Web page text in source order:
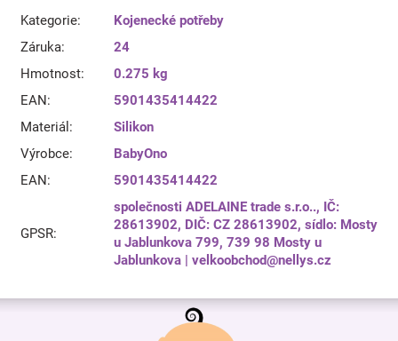
Kategorie:
Kojenecké potřeby
Záruka:
24
Hmotnost:
0.275 kg
EAN:
5901435414422
Materiál :
Silikon
Výrobce:
BabyOno
EAN: 5901435414422
GPSR:
společnosti ADELAINE trade s.r.o.., IČ:
28613902, DIČ: CZ 28613902, sídlo: Mosty
u Jablunkova 799, 739 98 Mosty u
Jablunkova | velkoobchod@nellys.cz
Z